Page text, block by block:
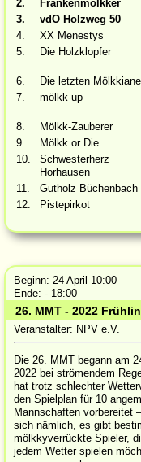
2.
Frankenmölkker
3.
vdO Holzweg 50
4.
XX Menestys
5.
Die Holzklopfer
6.
Die letzten
7.
mölkk-up
8.
Mölkk-Zauberer
9.
Mölkk or Die
10.
Schwesterherz
Horhausen
11.
Gutholz Büchenbach
12.
Pistepirkot
Beginn: 24 April 10:00
Ende: - 18:00
26. MMT - 2022
Veranstalter: NPV e.V.
Die 26. MMT begann am
2022 bei strömendem
hat trotz schlechter
den Spielplan für 10
Mannschaften vorbereitet
sich nämlich, es gibt
mölkkyverrückte Spieler,
jedem Wetter spielen